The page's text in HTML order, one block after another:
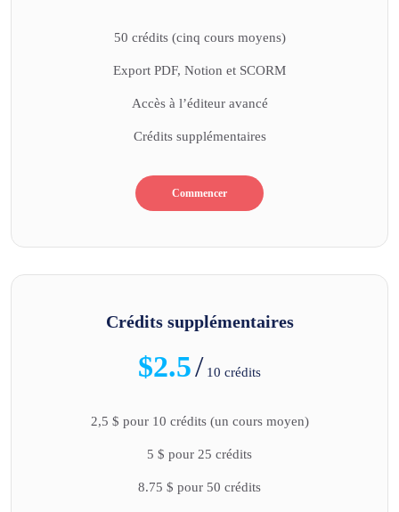
50 crédits (cinq cours moyens)
Export PDF, Notion et SCORM
Accès à l’éditeur avancé
Crédits supplémentaires
Commencer
Crédits supplémentaires
$2.5/ 10 crédits
2,5 $ pour 10 crédits (un cours moyen)
5 $ pour 25 crédits
8.75 $ pour 50 crédits